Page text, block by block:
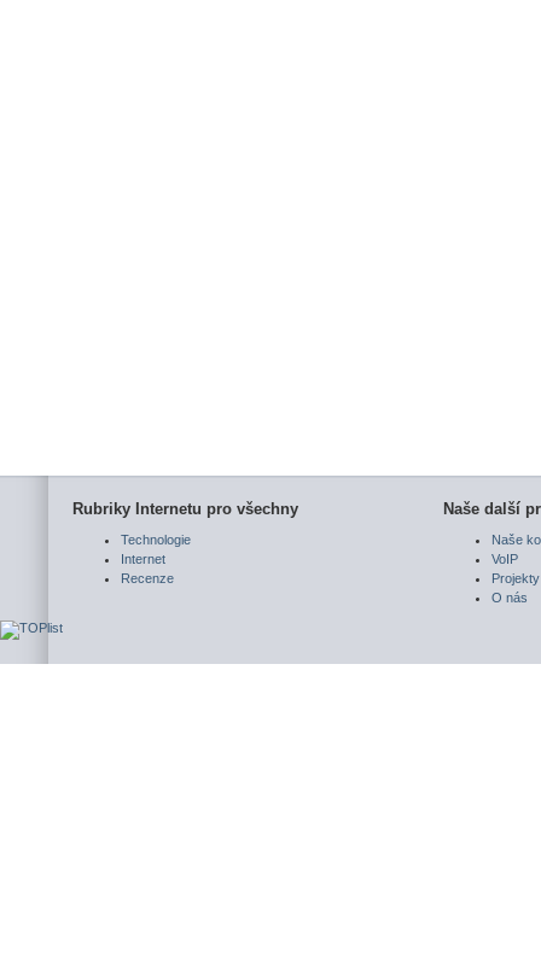
Rubriky Internetu pro všechny
Technologie
Internet
Recenze
Naše další
Naše
VoIP
Projekty
O nás